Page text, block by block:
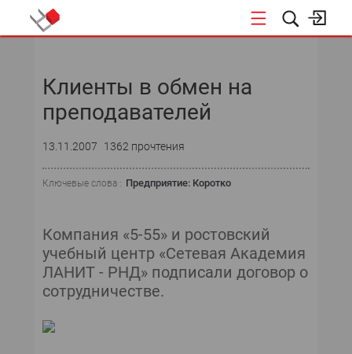
Клиенты в обмен на
преподавателей
13.11.2007 1362 прочтения
Ключевые слова : Предприятие: Коротко
Компания «5-55» и ростовский
учебный центр «Сетевая Академия
ЛАНИТ - РНД» подписали договор о
сотрудничестве.